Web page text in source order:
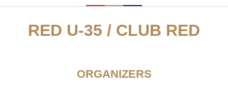
RED U-35 / CLUB RED
ORGANIZERS